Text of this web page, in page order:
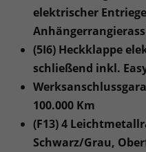
elektrischer
(5I6) Heckklappe
schließend inkl.
100.000 Km
(F13) 4
Schwarz/Grau,